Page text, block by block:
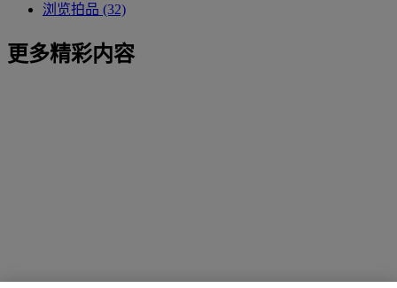
浏览拍品 (32)
更多精彩内容